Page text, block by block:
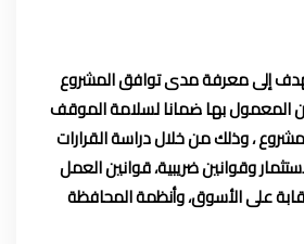
إلى معرفة مدى توافق المشروع
المعمول بها ضمانا لسلامة الموقف
، وذلك من خلال دراسة القرارات
وقوانين ضريبية، قوانين العمل
على الأسوق، وأنظمة المحافظة